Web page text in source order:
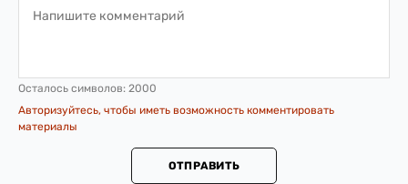
Осталось символов: 2000
Авторизуйтесь, чтобы иметь возможность комментировать
материалы
ОТПРАВИТЬ